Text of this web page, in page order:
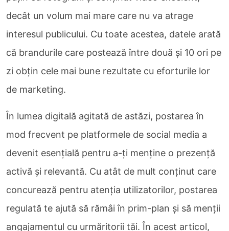
decât un volum mai mare care nu va atrage
interesul publicului. Cu toate acestea, datele arată
că brandurile care postează între două și 10 ori pe
zi obțin cele mai bune rezultate cu eforturile lor
de marketing.
În lumea digitală agitată de astăzi, postarea în
mod frecvent pe platformele de social media a
devenit esențială pentru a-ți menține o prezență
activă și relevantă. Cu atât de mult conținut care
concurează pentru atenția utilizatorilor, postarea
regulată te ajută să rămâi în prim-plan și să menții
angajamentul cu urmăritorii tăi. În acest articol,